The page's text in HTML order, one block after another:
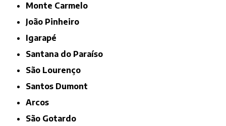
Monte Carmelo
João Pinheiro
Igarapé
Santana do Paraíso
São Lourenço
Santos Dumont
Arcos
São Gotardo